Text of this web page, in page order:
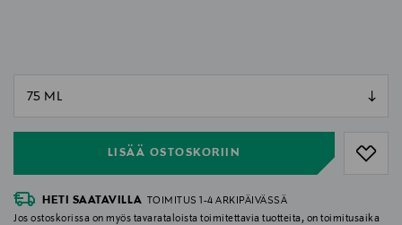
LISÄÄ OSTOSKORIIN
HETI SAATAVILLA
TOIMITUS 1-4 ARKIPÄIVÄSSÄ
Jos ostoskorissa on myös tavarataloista toimitettavia tuotteita, on toimitusaika